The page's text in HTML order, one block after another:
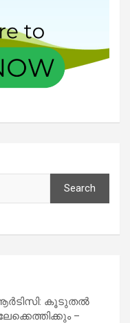
Search
കൂടുതൽ
–